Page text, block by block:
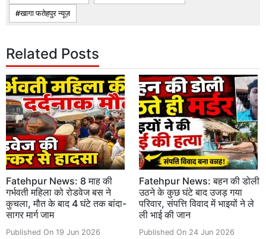
खागा फतेहपुर न्यूज़
Related Posts
Fatehpur News: 8 माह की
गर्भवती महिला को रोडवेज बस ने
कुचला, मौत के बाद 4 घंटे तक बांदा-
सागर मार्ग जाम
Published On 19 Jun 2026
Fatehpur News: बहन की डोली
उठने के कुछ घंटे बाद उजड़ गया
परिवार, संपत्ति विवाद में भाइयों ने ले
ली भाई की जान
Published On 24 Jun 2026